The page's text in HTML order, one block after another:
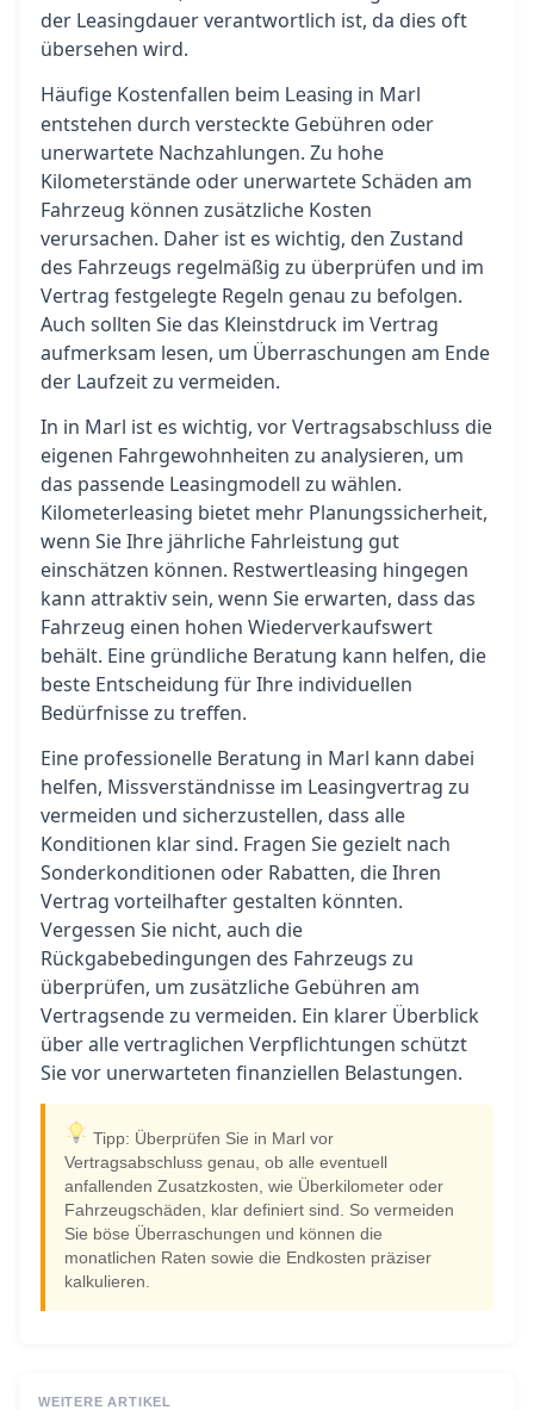
der Leasingdauer verantwortlich ist, da dies oft
übersehen wird.
Häufige Kostenfallen beim Leasing in Marl
entstehen durch versteckte Gebühren oder
unerwartete Nachzahlungen. Zu hohe
Kilometerstände oder unerwartete Schäden am
Fahrzeug können zusätzliche Kosten
verursachen. Daher ist es wichtig, den Zustand
des Fahrzeugs regelmäßig zu überprüfen und im
Vertrag festgelegte Regeln genau zu befolgen.
Auch sollten Sie das Kleinstdruck im Vertrag
aufmerksam lesen, um Überraschungen am Ende
der Laufzeit zu vermeiden.
In in Marl ist es wichtig, vor Vertragsabschluss die
eigenen Fahrgewohnheiten zu analysieren, um
das passende Leasingmodell zu wählen.
Kilometerleasing bietet mehr Planungssicherheit,
wenn Sie Ihre jährliche Fahrleistung gut
einschätzen können. Restwertleasing hingegen
kann attraktiv sein, wenn Sie erwarten, dass das
Fahrzeug einen hohen Wiederverkaufswert
behält. Eine gründliche Beratung kann helfen, die
beste Entscheidung für Ihre individuellen
Bedürfnisse zu treffen.
Eine professionelle Beratung in Marl kann dabei
helfen, Missverständnisse im Leasingvertrag zu
vermeiden und sicherzustellen, dass alle
Konditionen klar sind. Fragen Sie gezielt nach
Sonderkonditionen oder Rabatten, die Ihren
Vertrag vorteilhafter gestalten könnten.
Vergessen Sie nicht, auch die
Rückgabebedingungen des Fahrzeugs zu
überprüfen, um zusätzliche Gebühren am
Vertragsende zu vermeiden. Ein klarer Überblick
über alle vertraglichen Verpflichtungen schützt
Sie vor unerwarteten finanziellen Belastungen.
Tipp: Überprüfen Sie in Marl vor
Vertragsabschluss genau, ob alle eventuell
anfallenden Zusatzkosten, wie Überkilometer oder
Fahrzeugschäden, klar definiert sind. So vermeiden
Sie böse Überraschungen und können die
monatlichen Raten sowie die Endkosten präziser
kalkulieren.
WEITERE ARTIKEL